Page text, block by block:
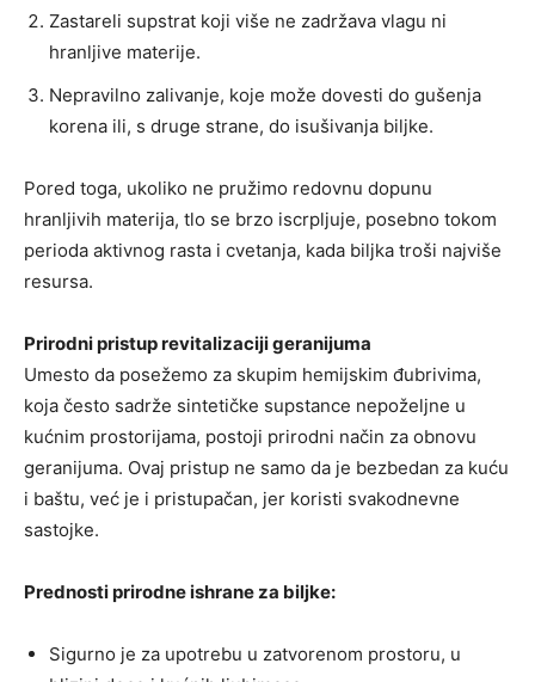
Zastareli supstrat koji više ne zadržava vlagu ni
hranljive materije.
Nepravilno zalivanje, koje može dovesti do gušenja
korena ili, s druge strane, do isušivanja biljke.
Pored toga, ukoliko ne pružimo redovnu dopunu
hranljivih materija, tlo se brzo iscrpljuje, posebno tokom
perioda aktivnog rasta i cvetanja, kada biljka troši najviše
resursa.
Prirodni pristup revitalizaciji geranijuma
Umesto da posežemo za skupim hemijskim đubrivima,
koja često sadrže sintetičke supstance nepoželjne u
kućnim prostorijama, postoji prirodni način za obnovu
geranijuma. Ovaj pristup ne samo da je bezbedan za kuću
i baštu, već je i pristupačan, jer koristi svakodnevne
sastojke.
Prednosti prirodne ishrane za biljke:
Sigurno je za upotrebu u zatvorenom prostoru, u